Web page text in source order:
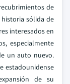
de
sólida de
interesados en
especialmente
un auto nuevo.
estadounidense
de su